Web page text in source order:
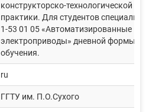
конструкторско-технологической
практики. Для студентов
1-53 01 05 «Автоматизированные
электроприводы» дневной формы
обучения.
ru
ГГТУ им. П.О.Сухого